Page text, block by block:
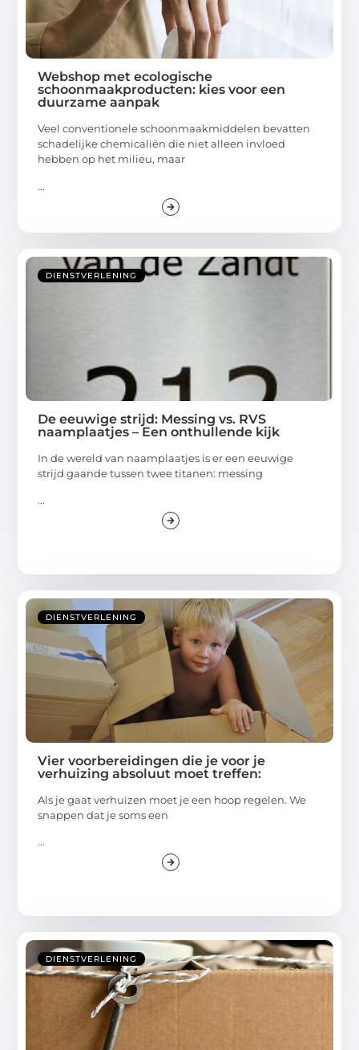
Webshop met ecologische
schoonmaakproducten: kies voor een
duurzame aanpak
Veel conventionele schoonmaakmiddelen bevatten
schadelijke chemicaliën die niet alleen invloed
hebben op het milieu, maar
...
DIENSTVERLENING
De eeuwige strijd: Messing vs. RVS
naamplaatjes – Een onthullende kijk
In de wereld van naamplaatjes is er een eeuwige
strijd gaande tussen twee titanen: messing
...
DIENSTVERLENING
Vier voorbereidingen die je voor je
verhuizing absoluut moet treffen:
Als je gaat verhuizen moet je een hoop regelen. We
snappen dat je soms een
...
DIENSTVERLENING